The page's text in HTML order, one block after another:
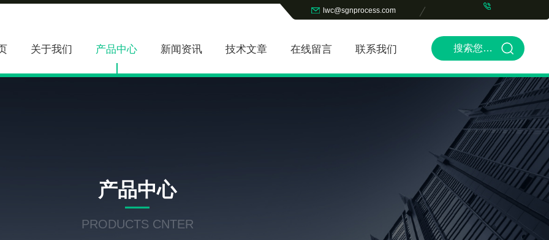
lwc@sgnprocess.com
关于我们 产品中心 新闻资讯 技术文章 在线留言 联系我们
产品中心
PRODUCTS CNTER